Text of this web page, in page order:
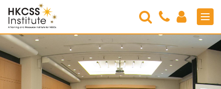
HKCSS
Institute
Search
Contact
Us
Login